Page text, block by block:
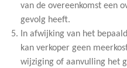
van de overeenkomst een
gevolg heeft.
In afwijking van het
kan verkoper geen
wijziging of aanvulling het